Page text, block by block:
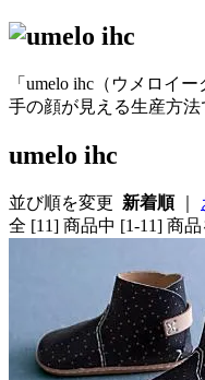
「umelo ihc（ウメロイ
手の顔が見える生産方
umelo ihc
並び順を変更 新着順｜
全 [11] 商品中 [1-11] 商